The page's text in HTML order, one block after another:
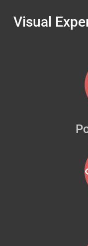
Visual